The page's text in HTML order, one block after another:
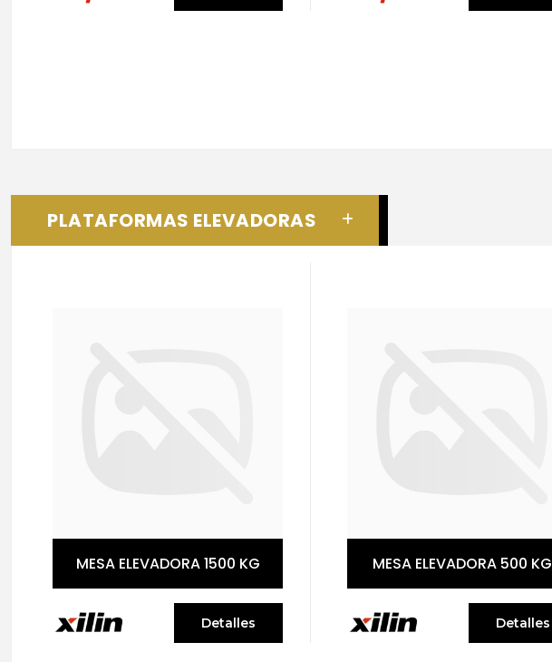
PLATAFORMAS ELEVADORAS
MESA ELEVADORA 1500 KG
Detalles
MESA ELEVADORA 500 KG
Detalles